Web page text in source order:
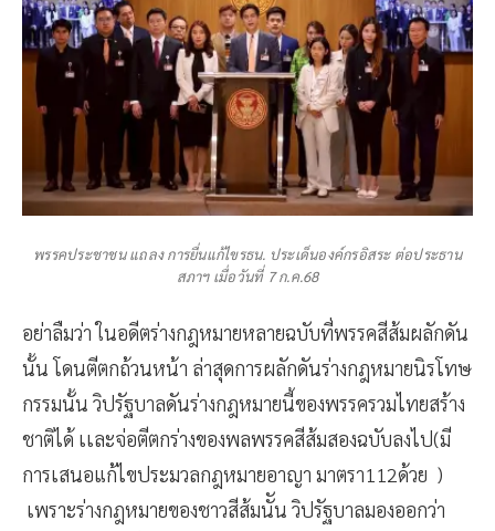
พรรคประชาชน แถลง การยื่นแก้ไขรธน. ประเด็นองค์กรอิสระ ต่อประธาน
สภาฯ เมื่อวันที่ 7 ก.ค.68
อย่าลืมว่า ในอดีตร่างกฎหมายหลายฉบับที่พรรคสีส้มผลักดัน
นั้น โดนตีตกถ้วนหน้า ล่าสุดการผลักดันร่างกฎหมายนิรโทษ
กรรมนั้น วิปรัฐบาลดันร่างกฎหมายนี้ของพรรครวมไทยสร้าง
ชาติได้ เเละจ่อตีตกร่างของพลพรรคสีส้มสองฉบับลงไป(มี
การเสนอแก้ไขประมวลกฎหมายอาญา มาตรา112ด้วย )
เพราะร่างกฎหมายของชาวสีส้มนััน วิปรัฐบาลมองออกว่า